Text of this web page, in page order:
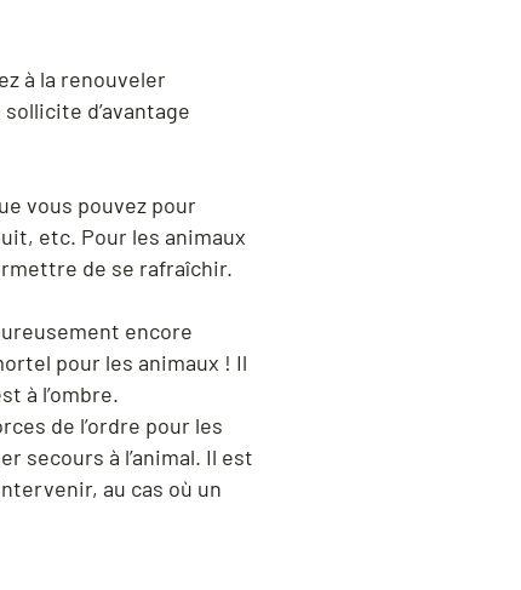
à la renouveler
d’avantage
vous pouvez pour
etc. Pour les animaux
de se rafraîchir.
encore
pour les animaux ! Il
à l’ombre.
de l’ordre pour les
secours à l’animal. Il est
au cas où un